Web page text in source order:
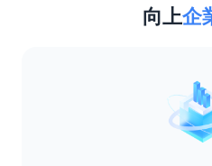
向上企